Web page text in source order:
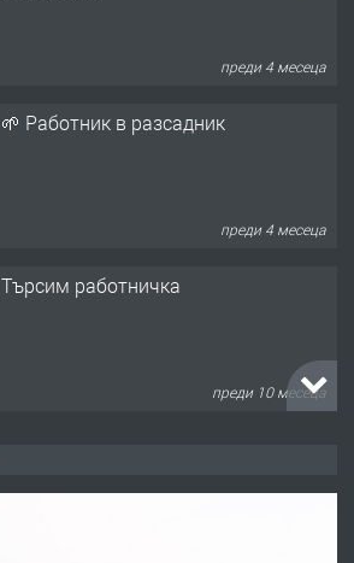
преди 4 месеца
🌱 Работник в разсадник
преди 4 месеца
Търсим работничка
преди 10 месеца